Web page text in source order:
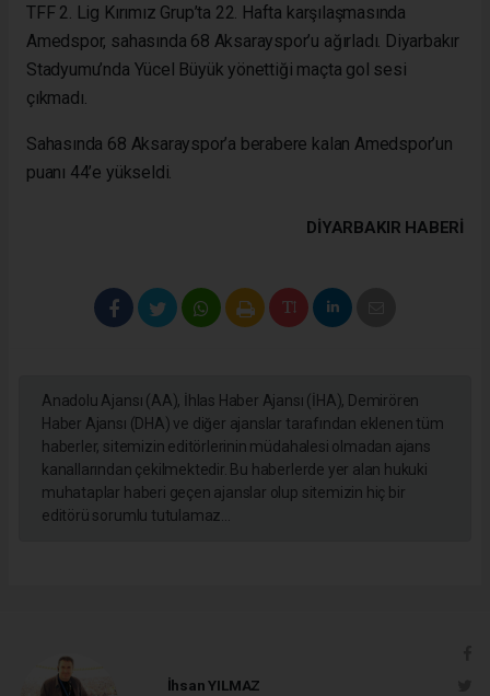
TFF 2. Lig Kırımız Grup’ta 22. Hafta karşılaşmasında
Amedspor, sahasında 68 Aksarayspor’u ağırladı. Diyarbakır
Stadyumu’nda Yücel Büyük yönettiği maçta gol sesi
çıkmadı.
Sahasında 68 Aksarayspor’a berabere kalan Amedspor’un
puanı 44’e yükseldi.
DIYARBAKIR HABERİ
Anadolu Ajansı (AA), İhlas Haber Ajansı (İHA), Demirören
Haber Ajansı (DHA) ve diğer ajanslar tarafından eklenen tüm
haberler, sitemizin editörlerinin müdahalesi olmadan ajans
kanallarından çekilmektedir. Bu haberlerde yer alan hukuki
muhataplar haberi geçen ajanslar olup sitemizin hiç bir
editörü sorumlu tutulamaz...
İhsan YILMAZ